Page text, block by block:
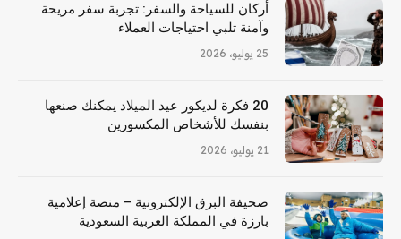
أركان للسياحة والسفر: تجربة سفر مريحة
وآمنة تلبي احتياجات العملاء
25 يوليو، 2026
20 فكرة لديكور عيد الميلاد يمكنك صنعها
بنفسك للأشخاص المكسورين
21 يوليو، 2026
صحيفة البرق الإلكترونية – منصة إعلامية
بارزة في المملكة العربية السعودية